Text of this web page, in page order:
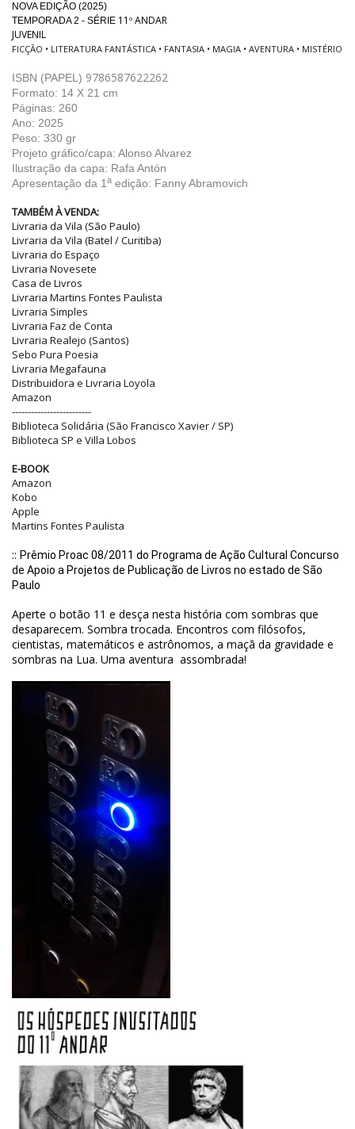
NOVA EDIÇÃO (2025)
TEMPORADA 2 - SÉRIE 11º ANDAR
JUVENIL
FICÇÃO • LITERATURA FANTÁSTICA • FANTASIA • MAGIA • AVENTURA • MISTÉRIO
ISBN (PAPEL) 9786587622262
Formato: 14 X 21 cm
Páginas: 260
Ano: 2025
Peso: 330 gr
Projeto gráfico/capa: Alonso Alvarez
Ilustração da capa: Rafa Antón
Apresentação da 1 a edição: Fanny Abramovich
TAMBÉM À VENDA:
Livraria da Vila (São Paulo)
Livraria da Vila (Batel / Curitiba)
Livraria do Espaço
Livraria Novesete
Casa de Livros
Livraria Martins Fontes Paulista
Livraria Simples
Livraria Faz de Conta
Livraria Realejo (Santos)
Sebo Pura Poesia
Livraria Megafauna
Distribuidora e Livraria Loyola
Amazon
-------------------------
Biblioteca Solidária (São Francisco Xavier / SP)
Biblioteca SP e Villa Lobos
E-BOOK
Amazon
Kobo
Apple
Martins Fontes Paulista
:: Prêmio Proac 08/2011 do Programa de Ação Cultural Concurso
de Apoio a Projetos de Publicação de Livros no estado de São
Paulo
Aperte o botão 11 e desça nesta história com sombras que
desaparecem. Sombra trocada. Encontros com filósofos,
cientistas, matemáticos e astrônomos, a maçã da gravidade e
sombras na Lua. Uma aventura assombrada!